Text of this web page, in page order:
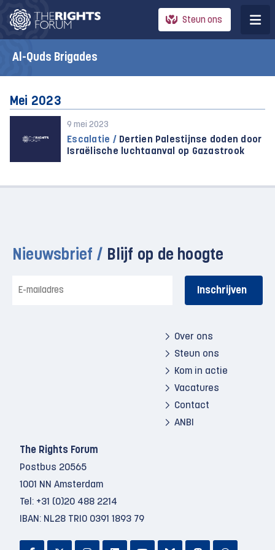
Steun ons
Al-Quds Brigades
Mei 2023
9 mei 2023
Escalatie / Dertien Palestijnse doden door
Israëlische luchtaanval op Gazastrook
Nieuwsbrief / Blijf op de hoogte
mailadres
Over ons
Steun ons
Kom in actie
Vacatures
Contact
ANBI
The Rights Forum
Postbus 20565
1001 NN Amsterdam
Tel: +31 (0)20 488 2214
IBAN: NL28 TRIO 0391 1893 79